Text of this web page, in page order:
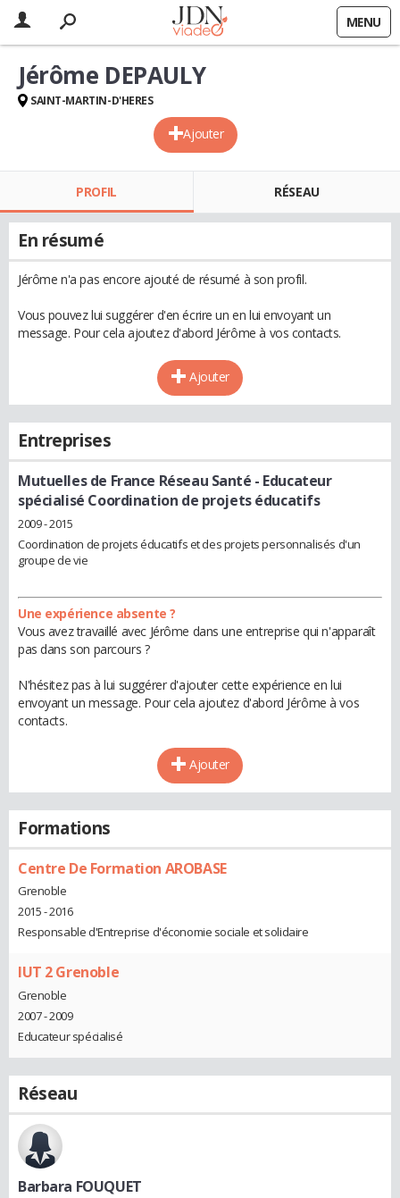
MENU
Ajouter
Jérôme DEPAULY
SAINT-MARTIN-D'HERES
PROFIL RÉSEAU
En résumé
Jérôme n'a pas encore ajouté de résumé à son profil.
Vous pouvez lui suggérer d'en écrire un en lui envoyant un
message. Pour cela ajoutez d'abord Jérôme à vos contacts.
Ajouter
Entreprises
Mutuelles de France Réseau Santé - Educateur
spécialisé Coordination de projets éducatifs
2009 - 2015
Coordination de projets éducatifs et des projets personnalisés d'un
groupe de vie
Une expérience absente ?
Vous avez travaillé avec Jérôme dans une entreprise qui n'apparaît
pas dans son parcours ?
N'hésitez pas à lui suggérer d'ajouter cette expérience en lui
envoyant un message. Pour cela ajoutez d'abord Jérôme à vos
contacts.
Ajouter
Formations
Centre De Formation AROBASE
Grenoble
2015 - 2016
Responsable d'Entreprise d'économie sociale et solidaire
IUT 2 Grenoble
Grenoble
2007 - 2009
Educateur spécialisé
Réseau
Barbara FOUQUET